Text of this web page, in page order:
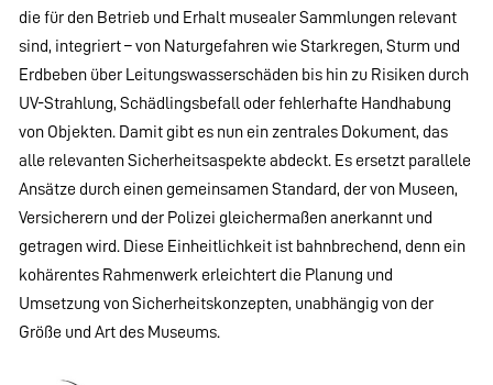
die für den Betrieb und Erhalt musealer Sammlungen relevant
sind, integriert – von Naturgefahren wie Starkregen, Sturm und
Erdbeben über Leitungswasserschäden bis hin zu Risiken durch
UV-Strahlung, Schädlingsbefall oder fehlerhafte Handhabung
von Objekten. Damit gibt es nun ein zentrales Dokument, das
alle relevanten Sicherheitsaspekte abdeckt. Es ersetzt parallele
Ansätze durch einen gemeinsamen Standard, der von Museen,
Versicherern und der Polizei gleichermaßen anerkannt und
getragen wird. Diese Einheitlichkeit ist bahnbrechend, denn ein
kohärentes Rahmenwerk erleichtert die Planung und
Umsetzung von Sicherheitskonzepten, unabhängig von der
Größe und Art des Museums.